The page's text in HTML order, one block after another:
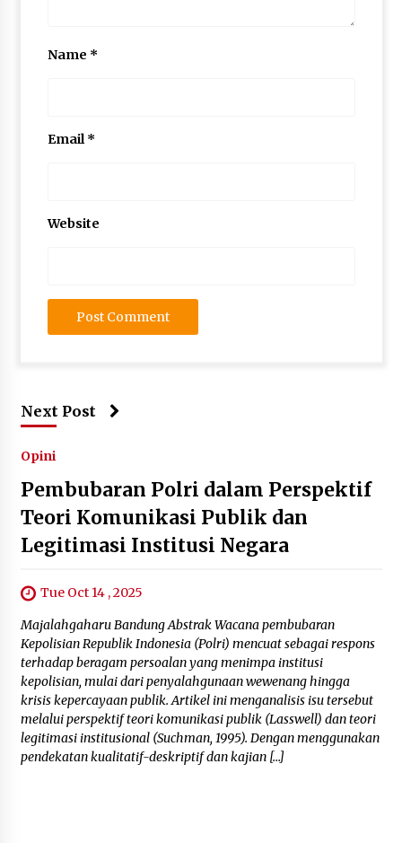
Name *
Email*
Website
Next Post
Opini
Pembubaran Polri dalam Perspektif
Teori Komunikasi Publik dan
Legitimasi Institusi Negara
Tue Oct 14 , 2025
Majalahgaharu Bandung Abstrak Wacana pembubaran
Kepolisian Republik Indonesia (Polri) mencuat sebagai respons
terhadap beragam persoalan yang menimpa institusi
kepolisian, mulai dari penyalahgunaan wewenang hingga
krisis kepercayaan publik. Artikel ini menganalisis isu tersebut
melalui perspektif teori komunikasi publik (Lasswell) dan teori
legitimasi institusional (Suchman, 1995). Dengan menggunakan
pendekatan kualitatif-deskriptif dan kajian […]